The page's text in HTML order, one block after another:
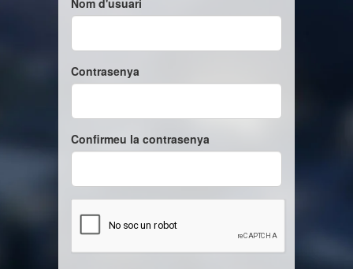
Nom d'usuari
Contrasenya
Confirmeu la contrasenya